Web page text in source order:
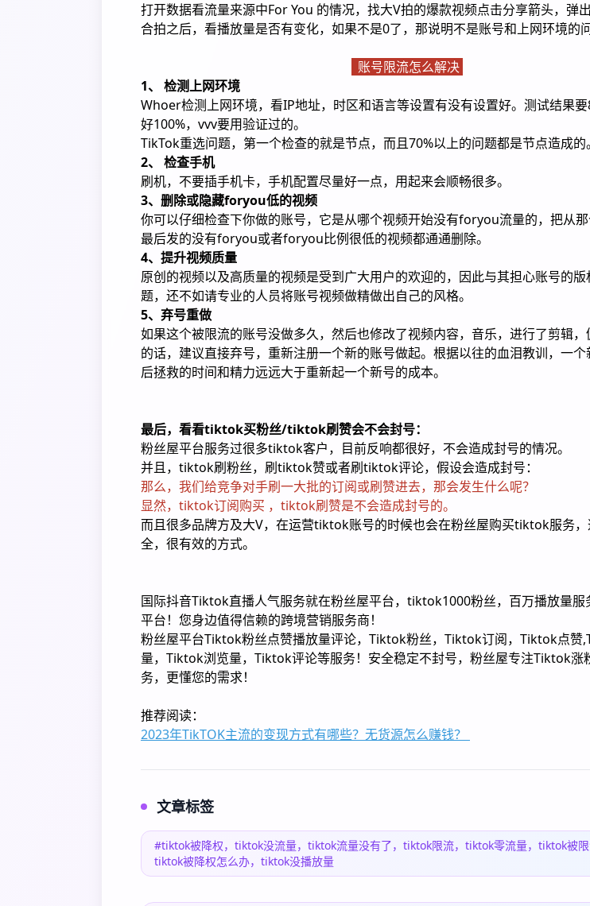
打开数据看流量来源中For You 的情况，找大V拍的爆款视频点击分享箭头，弹
合拍之后，看播放量是否有变化，如果不是0了，那说明不是账号和上网环境的问
账号限流怎么解决
1、 检测上网环境
Whoer检测上网环境，看IP地址，时区和语言等设置有没有设置好。测试结果
好100%，vvv要用验证过的。
TikTok重选问题，第一个检查的就是节点，而且70%以上的问题都是节点造成的。
2、 检查手机
刷机，不要插手机卡，手机配置尽量好一点，用起来会顺畅很多。
3、删除或隐藏foryou低的视频
你可以仔细检查下你做的账号，它是从哪个视频开始没有foryou流量的，把从
最后发的没有foryou或者foryou比例很低的视频都通通删除。
4、提升视频质量
原创的视频以及高质量的视频是受到广大用户的欢迎的，因此与其担心账号的
题，还不如请专业的人员将账号视频做精做出自己的风格。
5、弃号重做
如果这个被限流的账号没做多久，然后也修改了视频内容，音乐，进行了剪辑
的话，建议直接弃号，重新注册一个新的账号做起。根据以往的血泪教训，一
后拯救的时间和精力远远大于重新起一个新号的成本。
最后，看看tiktok买粉丝/tiktok刷赞会不会封号：
粉丝屋平台服务过很多tiktok客户，目前反响都很好，不会造成封号的情况。
并且，tiktok刷粉丝，刷tiktok赞或者刷tiktok评论，假设会造成封号：
那么，我们给竞争对手刷一大批的订阅或刷赞进去，那会发生什么呢？
显然，tiktok订阅购买 ，tiktok刷赞是不会造成封号的。
而且很多品牌方及大V，在运营tiktok账号的时候也会在粉丝屋购买tiktok服务，
全，很有效的方式。
国际抖音Tiktok直播人气服务就在粉丝屋平台，tiktok1000粉丝，百万播放量服
平台！您身边值得信赖的跨境营销服务商！
粉丝屋平台Tiktok粉丝点赞播放量评论，Tiktok粉丝，Tiktok订阅，Tiktok点赞
量，Tiktok浏览量，Tiktok评论等服务！安全稳定不封号，粉丝屋专注Tiktok涨
务，更懂您的需求！
推荐阅读：
2023年TikTOK主流的变现方式有哪些？无货源怎么赚钱？
文章标签
#tiktok被降权，tiktok没流量，tiktok流量没有了，tiktok限流，tiktok零流量，tiktok被限
tiktok被降权怎么办，tiktok没播放量